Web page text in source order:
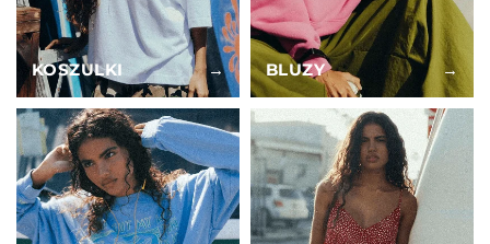
KOSZULKI → BLUZY →